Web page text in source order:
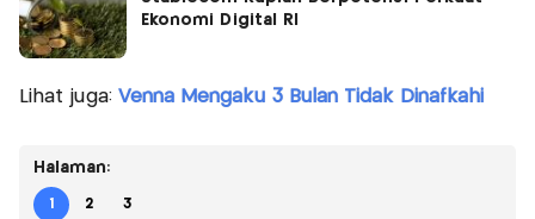
Ekonomi Digital RI
Lihat juga: Venna Mengaku 3 Bulan Tidak Dinafkahi
Halaman:
1 2 3